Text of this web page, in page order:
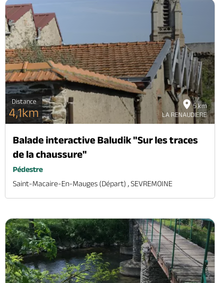
5 km
LA RENAUDIERE
Distance
4,1km
Balade interactive Baludik "Sur les traces
de la chaussure"
Pédestre
Saint-Macaire-En-Mauges (départ) , SEVREMOINE